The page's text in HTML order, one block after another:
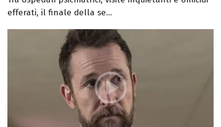
efferati, il finale della se...